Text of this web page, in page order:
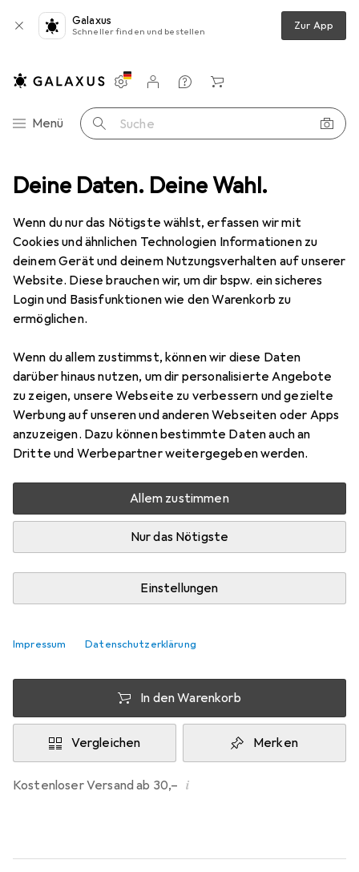
Deine Daten. Deine Wahl.
Wenn du nur das Nötigste wählst, erfassen wir mit
Cookies und ähnlichen Technologien Informationen zu
deinem Gerät und deinem Nutzungsverhalten auf unserer
Website. Diese brauchen wir, um dir bspw. ein sicheres
Login und Basisfunktionen wie den Warenkorb zu
ermöglichen.
Wenn du allem zustimmst, können wir diese Daten
darüber hinaus nutzen, um dir personalisierte Angebote
zu zeigen, unsere Webseite zu verbessern und gezielte
Werbung auf unseren und anderen Webseiten oder Apps
anzuzeigen. Dazu können bestimmte Daten auch an
Dritte und Werbepartner weitergegeben werden.
Allem zustimmen
Nur das Nötigste
Einstellungen
Impressum Datenschutzerklärung
Galaxus
Schneller finden und bestellen Zur App
Navigation nach Kategorien
Menü Suche
Einstellungen
Kundenkonto
Vergleichslisten
Merklisten
Warenkorb
grau, 10,0 m Für 10 Gigabit/s, halogenfrei, mit Leoni-Kabel und Hiro
TeclinePatchkabel S/FTP, PiMF, Cat
6a, grau, 10,0 m Für 10 Gigabit/s,
halogenfrei, mit Leoni-Kabel und Hiro
PiMF, S/FTP, CAT6a, 10 m
Preis in EUR inkl. MwSt.
EUR
26,85 EUR
2,69/1m
Bewertungen
Zwischen Di, 18.8. und Do, 20.8. geliefert
Mehr als 10 Stück an Lager beim Drittanbieter
Lieferort angeben für genaue Lieferzeit
Angebot von
In den Warenkorb
Vergleichen Merken
Kostenloser Versand ab 30,– i